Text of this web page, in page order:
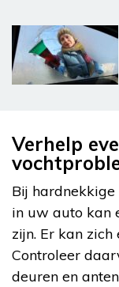
Verhelp
Bij
in uw auto kan
zijn. Er kan
Controleer
deuren en